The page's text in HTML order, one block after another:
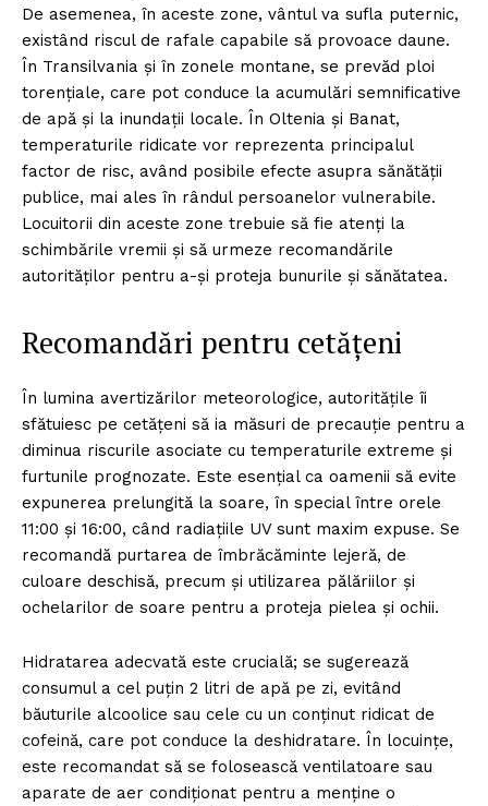
De asemenea, în aceste zone, vântul va sufla puternic,
existând riscul de rafale capabile să provoace daune.
În Transilvania și în zonele montane, se prevăd ploi
torențiale, care pot conduce la acumulări semnificative
de apă și la inundații locale. În Oltenia și Banat,
temperaturile ridicate vor reprezenta principalul
factor de risc, având posibile efecte asupra sănătății
publice, mai ales în rândul persoanelor vulnerabile.
Locuitorii din aceste zone trebuie să fie atenți la
schimbările vremii și să urmeze recomandările
autorităților pentru a-și proteja bunurile și sănătatea.
Recomandări pentru cetățeni
În lumina avertizărilor meteorologice, autoritățile îi
sfătuiesc pe cetățeni să ia măsuri de precauție pentru a
diminua riscurile asociate cu temperaturile extreme și
furtunile prognozate. Este esențial ca oamenii să evite
expunerea prelungită la soare, în special între orele
11:00 și 16:00, când radiațiile UV sunt maxim expuse. Se
recomandă purtarea de îmbrăcăminte lejeră, de
culoare deschisă, precum și utilizarea pălăriilor și
ochelarilor de soare pentru a proteja pielea și ochii.
Hidratarea adecvată este crucială; se sugerează
consumul a cel puțin 2 litri de apă pe zi, evitând
băuturile alcoolice sau cele cu un conținut ridicat de
cofeină, care pot conduce la deshidratare. În locuințe,
este recomandat să se folosească ventilatoare sau
aparate de aer condiționat pentru a menține o